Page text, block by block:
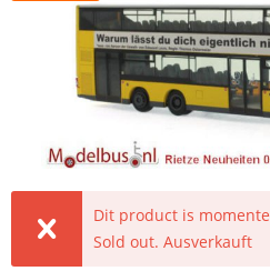
Dit product is
Sold out. Ausverkauft